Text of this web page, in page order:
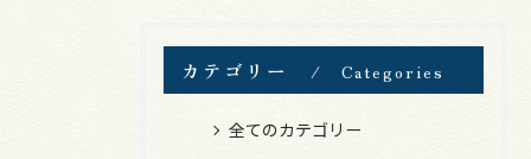
カテゴリー Categories
全てのカテゴリー